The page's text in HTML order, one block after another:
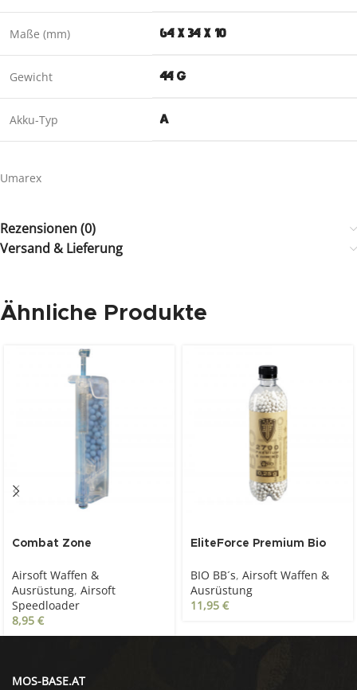
Maße (mm) 64 X 34 X 10
Gewicht 44 G
Akku-Typ A
Umarex
Rezensionen (0)
Versand & Lieferung
Ähnliche Produkte
Combat Zone
Schuss 6 mm BB
Airsoft Waffen &
Ausrüstung, Airsoft
Speedloader
8,95 €
EliteForce Premium Bio
2.700 St., Flasche
BIO BB´s, Airsoft Waffen &
Ausrüstung
11,95 €
MOS-BASE.AT